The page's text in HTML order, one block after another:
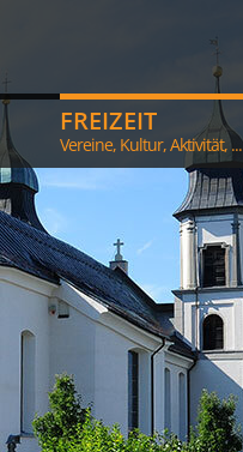
FREIZEIT
Vereine, Kultur, Aktivität, ...